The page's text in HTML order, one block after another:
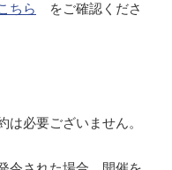
ちら
をご確認くださ
必要ございません。